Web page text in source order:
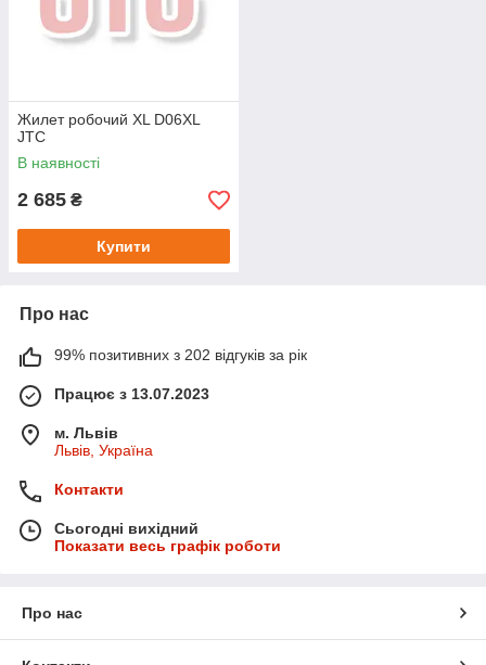
Жилет робочий XL D06XL
JTC
В наявності
2 685 ₴
Купити
Про нас
99% позитивних з 202 відгуків за рік
Працює з 13.07.2023
м. Львів
Львів, Україна
Контакти
Сьогодні вихідний
Показати весь графік роботи
Про нас